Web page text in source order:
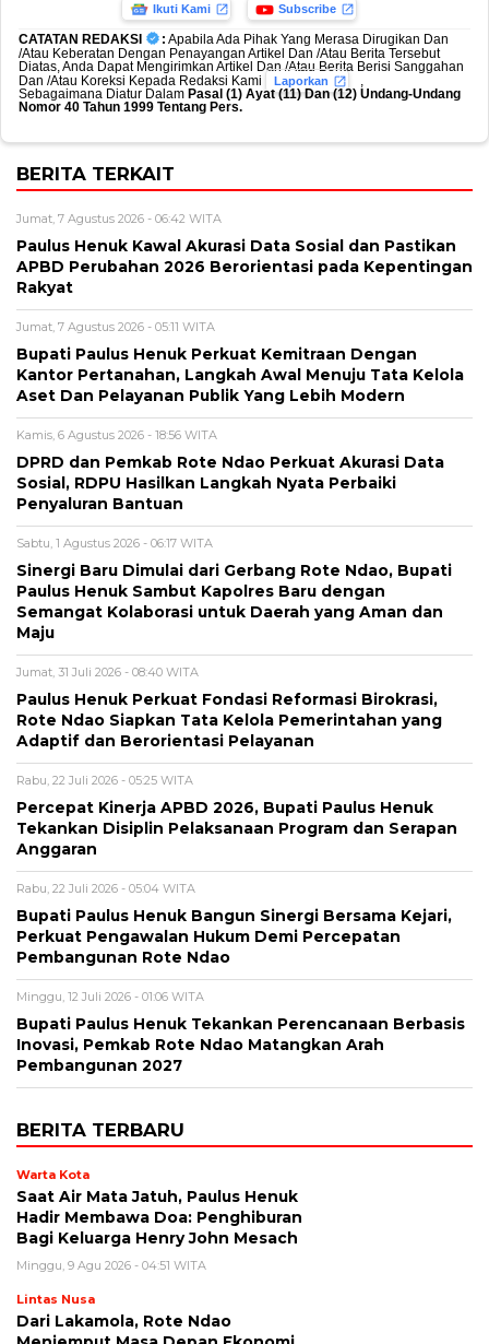
Ikuti Kami Subscribe
CATATAN REDAKSI : Apabila Ada Pihak Yang Merasa Dirugikan Dan
/Atau Keberatan Dengan Penayangan Artikel Dan /Atau Berita Tersebut
Diatas, Anda Dapat Mengirimkan Artikel Dan /Atau Berita Berisi Sanggahan
Dan /Atau Koreksi Kepada Redaksi Kami
Laporkan
Sebagaimana Diatur Dalam Pasal (1) Ayat (11) Dan (12) Undang-Undang
Nomor 40 Tahun 1999 Tentang Pers.
BERITA TERKAIT
Jumat, 7 Agustus 2026 - 06:42 WITA
Paulus Henuk Kawal Akurasi Data Sosial dan Pastikan
APBD Perubahan 2026 Berorientasi pada Kepentingan
Rakyat
Jumat, 7 Agustus 2026 - 05:11 WITA
Bupati Paulus Henuk Perkuat Kemitraan Dengan
Kantor Pertanahan, Langkah Awal Menuju Tata Kelola
Aset Dan Pelayanan Publik Yang Lebih Modern
Kamis, 6 Agustus 2026 - 18:56 WITA
DPRD dan Pemkab Rote Ndao Perkuat Akurasi Data
Sosial, RDPU Hasilkan Langkah Nyata Perbaiki
Penyaluran Bantuan
Sabtu, 1 Agustus 2026 - 06:17 WITA
Sinergi Baru Dimulai dari Gerbang Rote Ndao, Bupati
Paulus Henuk Sambut Kapolres Baru dengan
Semangat Kolaborasi untuk Daerah yang Aman dan
Maju
Jumat, 31 Juli 2026 - 08:40 WITA
Paulus Henuk Perkuat Fondasi Reformasi Birokrasi,
Rote Ndao Siapkan Tata Kelola Pemerintahan yang
Adaptif dan Berorientasi Pelayanan
Rabu, 22 Juli 2026 - 05:25 WITA
Percepat Kinerja APBD 2026, Bupati Paulus Henuk
Tekankan Disiplin Pelaksanaan Program dan Serapan
Anggaran
Rabu, 22 Juli 2026 - 05:04 WITA
Bupati Paulus Henuk Bangun Sinergi Bersama Kejari,
Perkuat Pengawalan Hukum Demi Percepatan
Pembangunan Rote Ndao
Minggu, 12 Juli 2026 - 01:06 WITA
Bupati Paulus Henuk Tekankan Perencanaan Berbasis
Inovasi, Pemkab Rote Ndao Matangkan Arah
Pembangunan 2027
BERITA TERBARU
Warta Kota
Saat Air Mata Jatuh, Paulus Henuk
Hadir Membawa Doa: Penghiburan
Bagi Keluarga Henry John Mesach
Minggu, 9 Agu 2026 - 04:51 WITA
Lintas Nusa
Dari Lakamola, Rote Ndao